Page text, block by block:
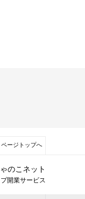
ページトップへ
のこネット
開業サービス